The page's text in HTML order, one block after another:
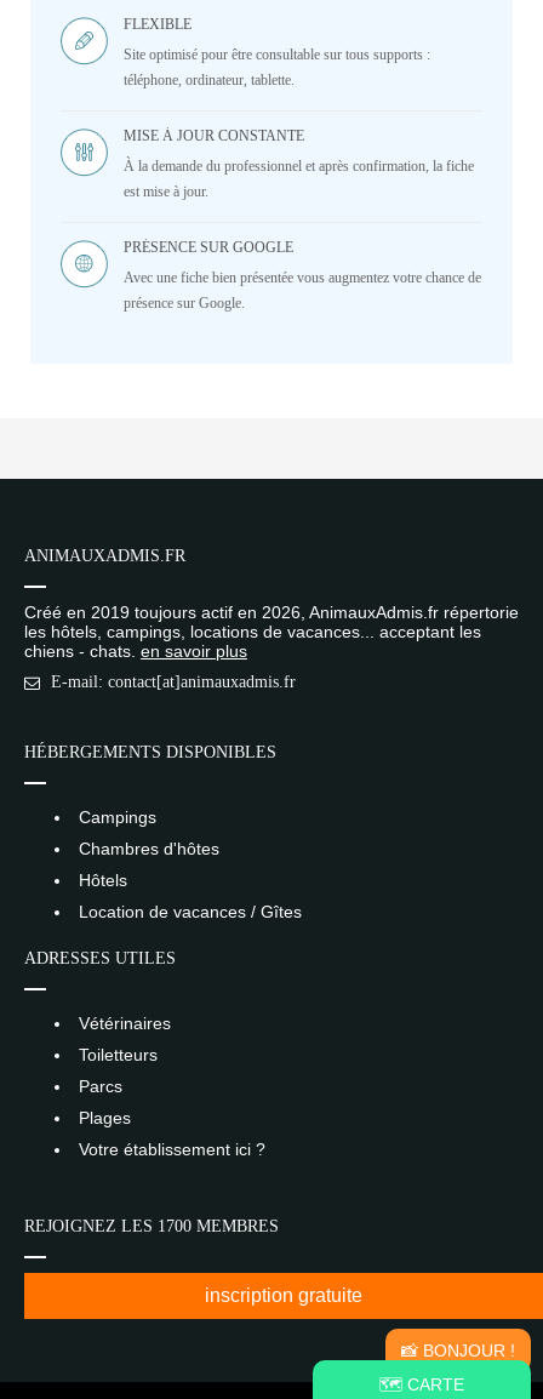
FLEXIBLE
Site optimisé pour être consultable sur tous supports :
téléphone, ordinateur, tablette.
MISE À JOUR CONSTANTE
À la demande du professionnel et après confirmation, la fiche
est mise à jour.
PRÉSENCE SUR GOOGLE
Avec une fiche bien présentée vous augmentez votre chance de
présence sur Google.
📸 BONJOUR !
🗺️ CARTE
ANIMAUXADMIS.FR
Créé en 2019 toujours actif en 2026, AnimauxAdmis.fr répertorie
les hôtels, campings, locations de vacances... acceptant les
chiens - chats. en savoir plus
E-mail: contact[at]animauxadmis.fr
HÉBERGEMENTS DISPONIBLES
Campings
Chambres d'hôtes
Hôtels
Location de vacances / Gîtes
ADRESSES UTILES
Vétérinaires
Toiletteurs
Parcs
Plages
Votre établissement ici ?
REJOIGNEZ LES 1700 MEMBRES
inscription gratuite